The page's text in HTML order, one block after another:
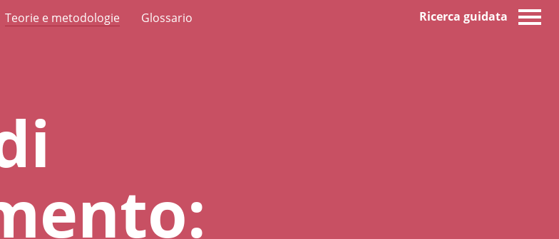
Teorie e metodologie Glossario Ricerca guidata